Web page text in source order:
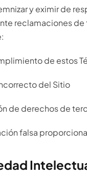
y eximir de
reclamaciones
de estos
del Sitio
de derechos de
falsa